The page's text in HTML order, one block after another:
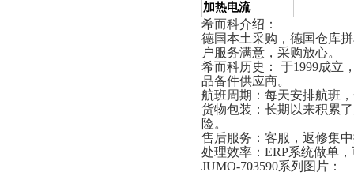
加热电流
希而科介绍：
德国本土采购，德国仓库
户服务满意，采购放心。
希而科历史： 于1999成立
品备件供应商。
航班周期：每天安排航班
货物包装：长期以来积累
险。
售后服务：客服，返修集
处理效率： ERP系统做单
JUMO-703590系列图片：